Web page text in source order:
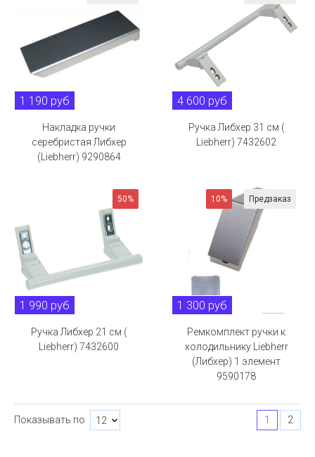
1 190 руб
Накладка ручки
серебристая Либхер
(Liebherr) 9290864
4 600 руб
Ручка Либхер 31 см (
Liebherr) 7432602
50%
1 990 руб
Ручка Либхер 21 см (
Liebherr) 7432600
10% Предзаказ
1 300 руб
Ремкомплект ручки к
холодильнику Liebherr
(Либхер) 1 элемент
9590178
Показывать по 1 2